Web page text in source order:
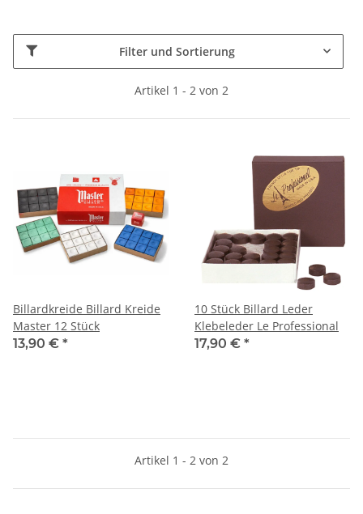
Filter und Sortierung
Artikel 1 - 2 von 2
Billardkreide Billard Kreide
Master 12 Stück
13,90 € *
10 Stück Billard Leder
Klebeleder Le Professional
17,90 € *
Artikel 1 - 2 von 2